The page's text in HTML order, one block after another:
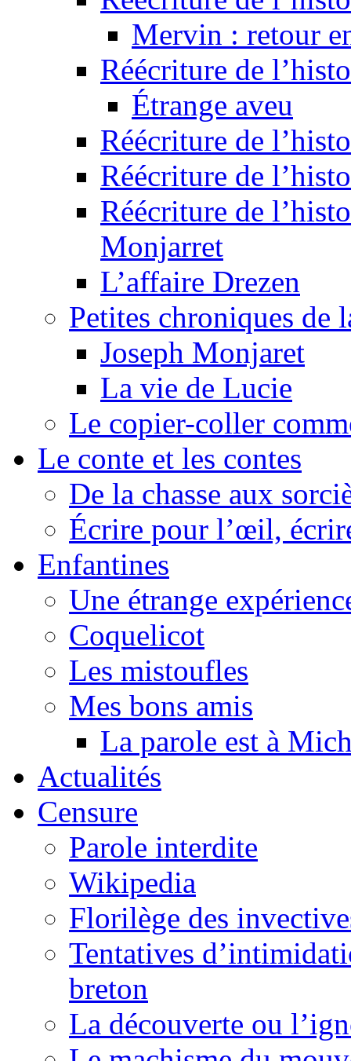
Mervin : retour
Réécriture de
Étrange aveu
Réécriture de
Réécriture de
Réécriture de
Monjarret
L’affaire Drezen
Petites chroniques de
Joseph Monjaret
La vie de Lucie
Le copier-coller
Le conte et les contes
De la chasse aux
Écrire pour l’œil,
Enfantines
Une étrange
Coquelicot
Les mistoufles
Mes bons amis
La parole est à
Actualités
Censure
Parole interdite
Wikipedia
Florilège des
Tentatives
breton
La découverte ou